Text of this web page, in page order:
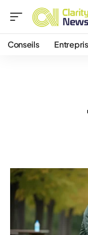
Conseils